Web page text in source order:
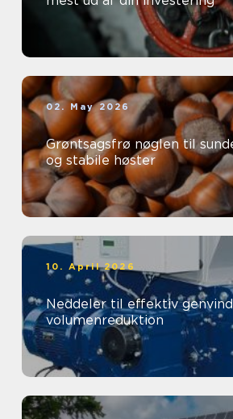
02. May 2026
Grøntsagsfrø nøglen til sunde afgrøder
og stabile høster
10. April 2026
Neddeler til effektiv
volumenreduktion